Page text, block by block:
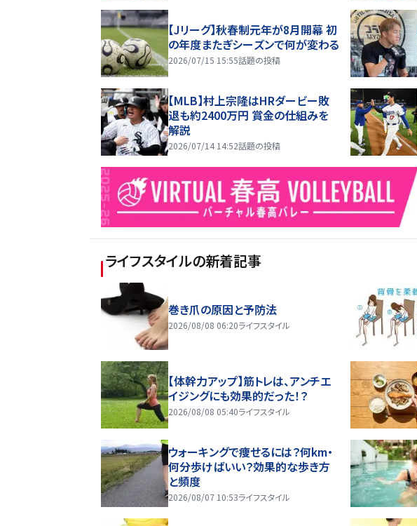
【Jリーグ】秋春制元年が8月開幕 初
の年度またぎシーズンで何が変わる
2026/07/15 15:55話題の投稿
【MLB】村上宗隆はHRダービー敗
退も約2400万円 賞金の仕組みを
解説
2026/07/14 14:52話題の投稿
ライフスタイルの新着記事
巻き爪の原因と予防法
2026/08/08 06:20ライフスタイル
【体幹力アップ】筋トレは、アンチエ
イジングにも効果的だった！？
2026/08/08 05:40ライフスタイル
ウォーキングで痩せるには？何km・
何分歩けばいい？効果的な歩き方
と頻度
2026/08/07 10:53ライフスタイル